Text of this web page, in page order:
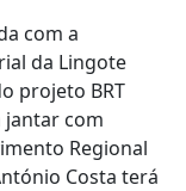
com a
da Lingote
projeto BRT
jantar com
Regional
Costa terá